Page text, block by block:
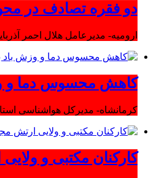
دو فقره تصادف در محور ارومیه
ارومیه- مدیرعامل هلال احمر
کاهش محسوس دما و
کرمانشاه- مدیرکل هواشناسی
کارکنان مکتبی و